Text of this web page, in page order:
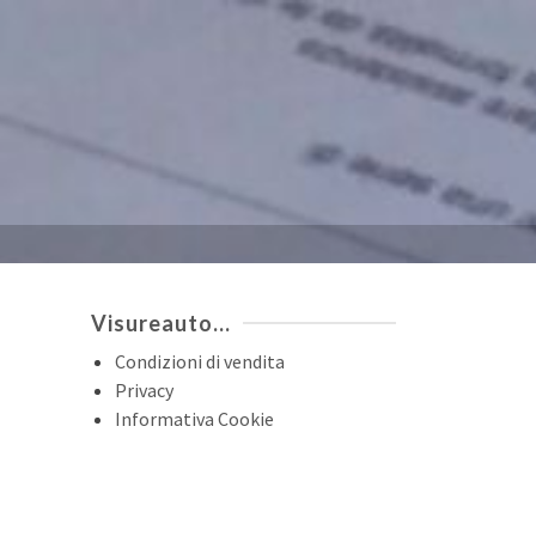
Visureauto…
Condizioni di vendita
Privacy
Informativa Cookie